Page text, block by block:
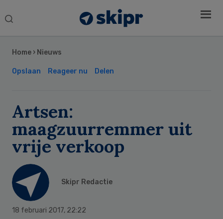
Search
Home › Nieuws
Opslaan Reageer nu Delen
Artsen:
maagzuurremmer uit
vrije verkoop
Skipr Redactie
18 februari 2017, 22:22
Sidebar